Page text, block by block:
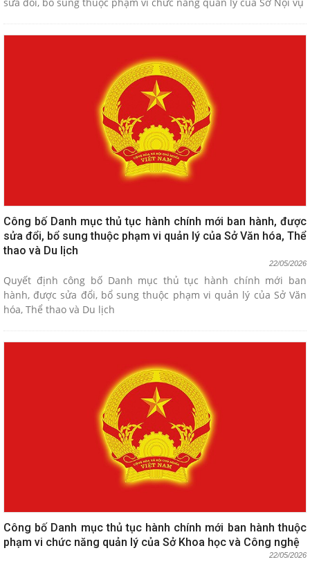
Công bố Danh mục thủ tục hành chính mới ban hành, được
sửa đổi, bổ sung thuộc phạm vi quản lý của Sở Văn hóa, Thể
thao và Du lịch
22/05/2026
Quyết định công bố Danh mục thủ tục hành chính mới ban
hành, được sửa đổi, bổ sung thuộc phạm vi quản lý của Sở Văn
hóa, Thể thao và Du lịch
Công bố Danh mục thủ tục hành chính mới ban hành thuộc
phạm vi chức năng quản lý của Sở Khoa học và Công nghệ
22/05/2026